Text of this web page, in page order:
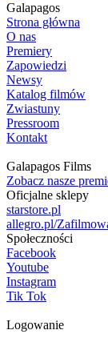
Galapagos
Strona główna
O nas
Premiery
Zapowiedzi
Newsy
Katalog filmów
Zwiastuny
Pressroom
Kontakt
Galapagos Films
Zobacz nasze
Oficjalne sklepy
starstore.pl
allegro.pl/
Społeczności
Facebook
Youtube
Instagram
Tik Tok
Logowanie